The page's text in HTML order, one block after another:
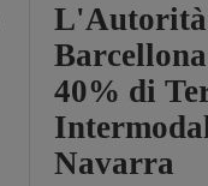
40% di
Navarra